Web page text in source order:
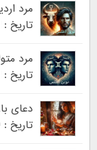
مرد
تاریخ : 14 / آذر / 1403
مرد
تاریخ : 14 / آذر / 1403
دعای
تاریخ : 10 / آذر / 1403